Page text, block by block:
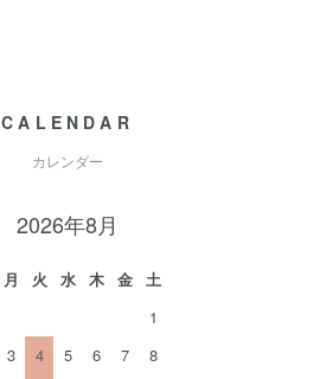
CALENDAR
カレンダー
2026年8月
月 火 水 木 金
土
1
3 4 5 6 7
8